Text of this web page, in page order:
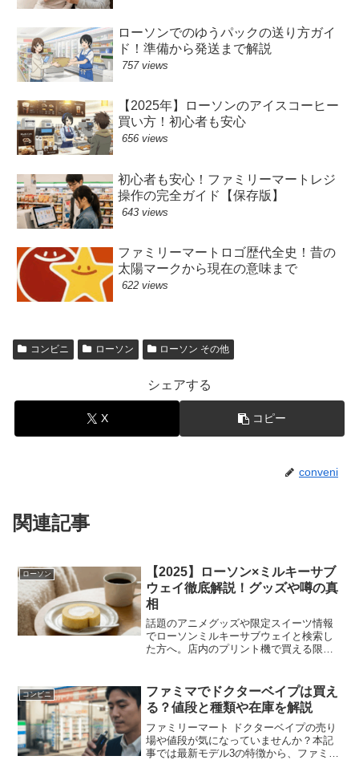
ローソンでのゆうパックの送り方ガイ
ド！準備から発送まで解説
757 views
【2025年】ローソンのアイスコーヒー
買い方！初心者も安心
656 views
初心者も安心！ファミリーマートレジ
操作の完全ガイド【保存版】
643 views
ファミリーマートロゴ歴代全史！昔の
太陽マークから現在の意味まで
622 views
コンビニ ローソン ローソン その他
シェアする
X コピー
conveni
関連記事
ローソン
【2025】ローソン×ミルキーサブ
ウェイ徹底解説！グッズや噂の真
相
話題のアニメグッズや限定スイーツ情報
でローソンミルキーサブウェイと検索し
た方へ。店内のプリント機で買える限定
またローソンミルキーサブウェイとサン
ドイッチ店の関係や誤解の真相も解説。
ファン必見のイベント情報も含めて、今
知りたい話題の全てを分かりやすくまと
めました。
コンビニ
ファミマでドクターベイプは買え
る？値段と種類や在庫を解説
ファミリーマート ドクターベイプの売り
場や値段が気になっていませんか？本記
事では最新モデル3の特徴から、ファミリ